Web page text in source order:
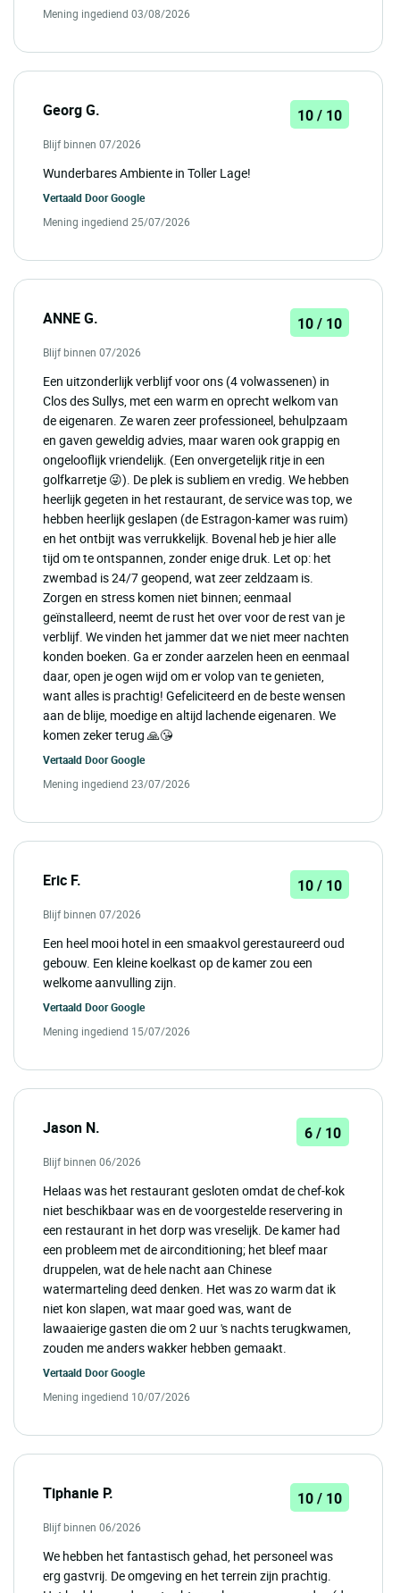
Mening ingediend 03/08/2026
Georg G. 10 / 10
Blijf binnen 07/2026
Wunderbares Ambiente in Toller Lage!
Vertaald DoorGoogle
Mening ingediend 25/07/2026
ANNE G. 10 / 10
Blijf binnen 07/2026
Een uitzonderlijk verblijf voor ons (4 volwassenen) in
Clos des Sullys, met een warm en oprecht welkom van
de eigenaren. Ze waren zeer professioneel, behulpzaam
en gaven geweldig advies, maar waren ook grappig en
ongelooflijk vriendelijk. (Een onvergetelijk ritje in een
golfkarretje 😜). De plek is subliem en vredig. We hebben
heerlijk gegeten in het restaurant, de service was top, we
hebben heerlijk geslapen (de Estragon-kamer was ruim)
en het ontbijt was verrukkelijk. Bovenal heb je hier alle
tijd om te ontspannen, zonder enige druk. Let op: het
zwembad is 24/7 geopend, wat zeer zeldzaam is.
Zorgen en stress komen niet binnen; eenmaal
geïnstalleerd, neemt de rust het over voor de rest van je
verblijf. We vinden het jammer dat we niet meer nachten
konden boeken. Ga er zonder aarzelen heen en eenmaal
daar, open je ogen wijd om er volop van te genieten,
want alles is prachtig! Gefeliciteerd en de beste wensen
aan de blije, moedige en altijd lachende eigenaren. We
komen zeker terug 🙏😘
Vertaald DoorGoogle
Mening ingediend 23/07/2026
Eric F. 10 / 10
Blijf binnen 07/2026
Een heel mooi hotel in een smaakvol gerestaureerd oud
gebouw. Een kleine koelkast op de kamer zou een
welkome aanvulling zijn.
Vertaald DoorGoogle
Mening ingediend 15/07/2026
Jason N. 6 / 10
Blijf binnen 06/2026
Helaas was het restaurant gesloten omdat de chef-kok
niet beschikbaar was en de voorgestelde reservering in
een restaurant in het dorp was vreselijk. De kamer had
een probleem met de airconditioning; het bleef maar
druppelen, wat de hele nacht aan Chinese
watermarteling deed denken. Het was zo warm dat ik
niet kon slapen, wat maar goed was, want de
lawaaierige gasten die om 2 uur 's nachts terugkwamen,
zouden me anders wakker hebben gemaakt.
Vertaald DoorGoogle
Mening ingediend 10/07/2026
Tiphanie P. 10 / 10
Blijf binnen 06/2026
We hebben het fantastisch gehad, het personeel was
erg gastvrij. De omgeving en het terrein zijn prachtig.